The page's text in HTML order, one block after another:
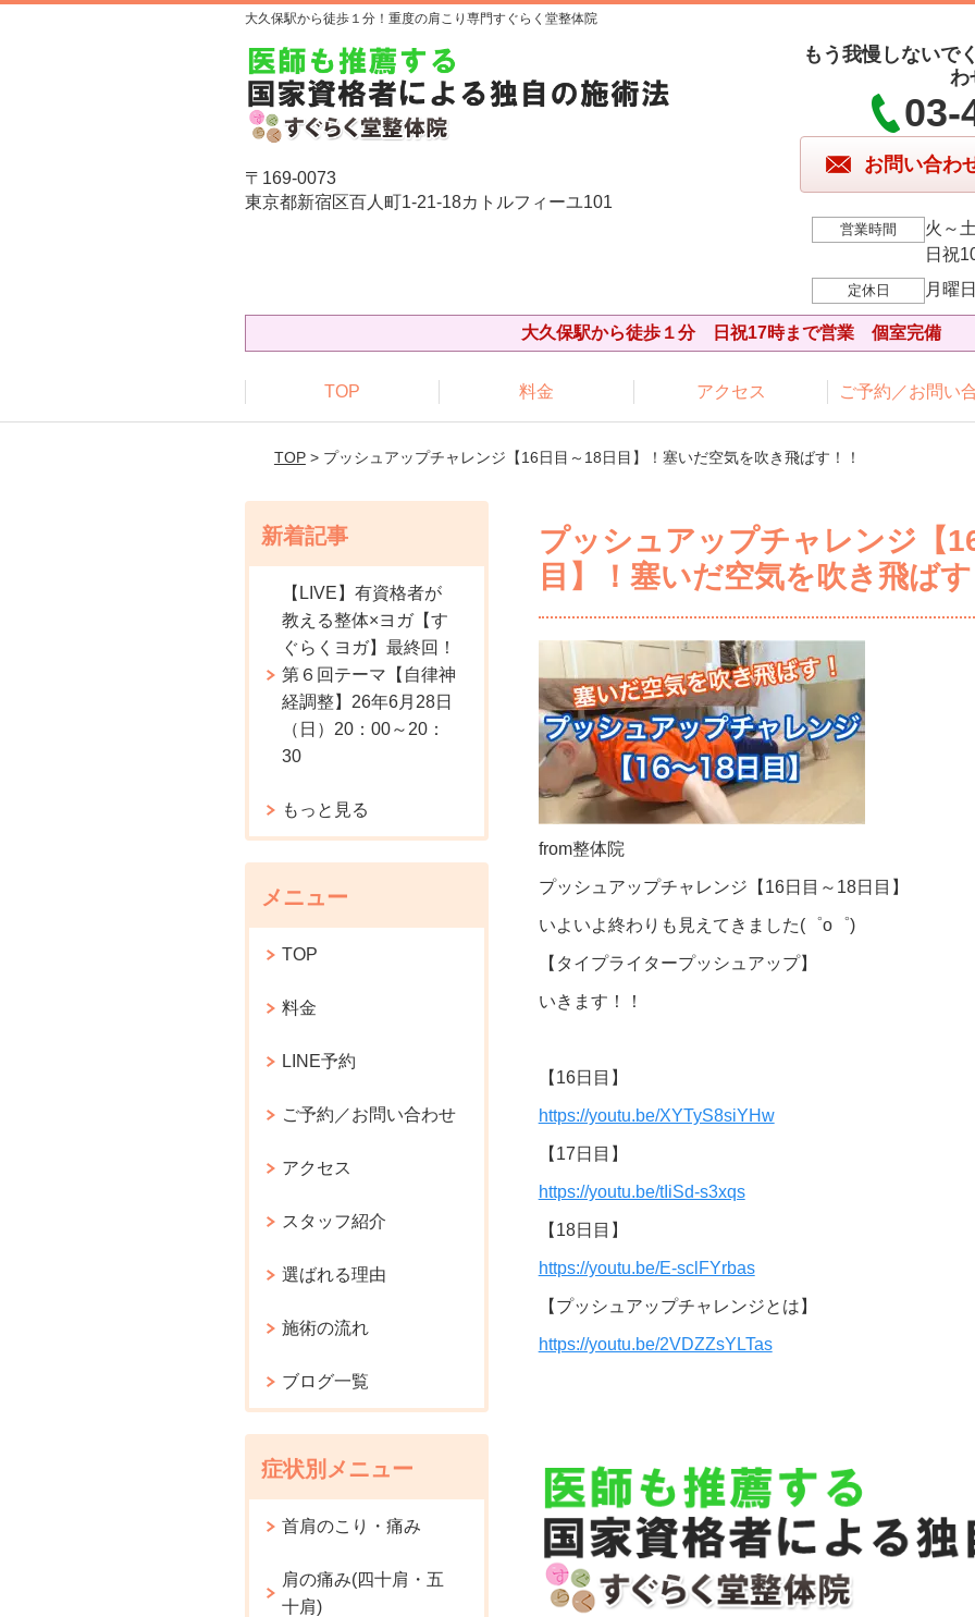
大久保駅から徒歩１分！重度の肩こり専門すぐらく堂整体院
〒169-0073
東京都新宿区百人町1-21-18カトルフィーユ101
もう我慢しないで
わ
03-
お問い合わ
営業時間
火～
日祝
定休日 月曜
大久保駅から徒歩１分 日祝17時まで営業 個室完備
TOP 料金 アクセス ご予約／お問い
TOP> プッシュアップチャレンジ【16日目～18日目】！塞いだ空気を吹き飛ばす！！
プッシュアップチャレンジ【
目】！塞いだ空気を吹き飛ば
from整体院
プッシュアップチャレンジ【16日目～18日目】
いよいよ終わりも見えてきました(゜o゜)
【タイプライタープッシュアップ】
いきます！！
【16日目】
https://youtu.be/XYTyS8siYHw
【17日目】
https://youtu.be/tIiSd-s3xqs
【18日目】
https://youtu.be/E-sclFYrbas
【プッシュアップチャレンジとは】
https://youtu.be/2VDZZsYLTas
新着記事
【LIVE】有資格者が
教える整体×ヨガ【す
ぐらくヨガ】最終回！
第６回テーマ【自律神
経調整】26年6月28日
（日）20：00～20：
30
もっと見る
メニュー
TOP
料金
LINE予約
ご予約／お問い合わせ
アクセス
スタッフ紹介
選ばれる理由
施術の流れ
ブログ一覧
症状別メニュー
首肩のこり・痛み
肩の痛み(四十肩・五
十肩)